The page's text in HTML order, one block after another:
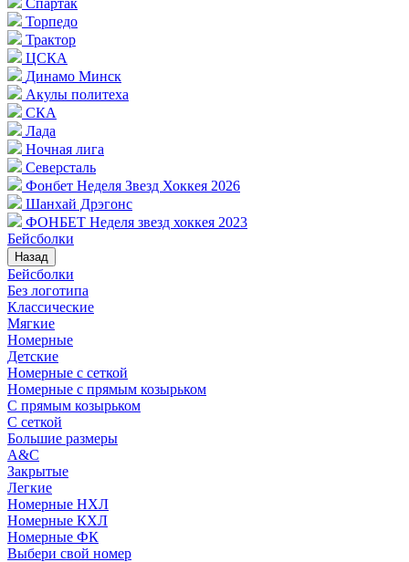
Спартак
Торпедо
Трактор
ЦСКА
Динамо Минск
Акулы политеха
СКА
Лада
Ночная лига
Северсталь
Фонбет Неделя Звезд Хоккея 2026
Шанхай Дрэгонс
ФОНБЕТ Неделя звезд хоккея 2023
Бейсболки
Назад
Бейсболки
Без логотипа
Классические
Мягкие
Номерные
Детские
Номерные с сеткой
Номерные с прямым козырьком
С прямым козырьком
С сеткой
Большие размеры
A&C
Закрытые
Легкие
Номерные НХЛ
Номерные КХЛ
Номерные ФК
Выбери свой номер